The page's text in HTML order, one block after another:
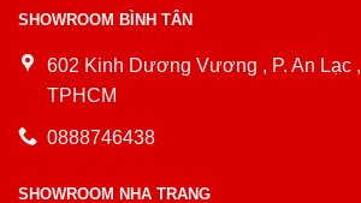
SHOWROOM BÌNH TÂN
602 Kinh Dương Vương , P. An Lạc
TPHCM
0888746438
SHOWROOM NHA TRANG